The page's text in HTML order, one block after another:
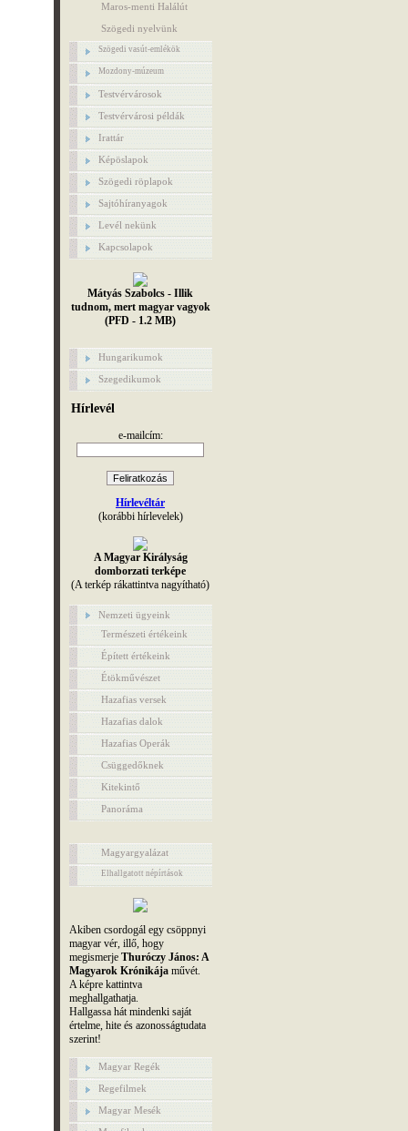
Maros-menti Halálút
Szögedi nyelvünk
Szögedi vasút-emlékök
Mozdony-múzeum
Testvérvárosok
Testvérvárosi példák
Irattár
Képöslapok
Szögedi röplapok
Sajtóhíranyagok
Levél nekünk
Kapcsolapok
Mátyás Szabolcs - Illik
tudnom, mert magyar vagyok
(PFD - 1.2 MB)
Hungarikumok
Szegedikumok
Hírlevél
e-mailcím:
Hírlevéltár
(korábbi hírlevelek)
A Magyar Királyság
domborzati terképe
(A terkép rákattintva nagyítható)
Nemzeti ügyeink
Természeti értékeink
Épített értékeink
Étökművészet
Hazafias versek
Hazafias dalok
Hazafias Operák
Csüggedőknek
Kitekintő
Panoráma
Magyargyalázat
Elhallgatott népírtások
Akiben csordogál egy csöppnyi
magyar vér, illő, hogy
megismerje Thuróczy János: A
Magyarok Krónikájaművét.
A képre kattintva
meghallgathatja.
Hallgassa hát mindenki saját
értelme, hite és azonosságtudata
szerint!
Magyar Regék
Regefilmek
Magyar Mesék